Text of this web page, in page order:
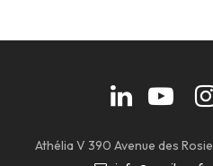
Athélia V 390 Avenue des